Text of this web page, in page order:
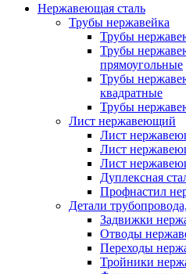
Нержавеющая сталь
Трубы нержавейка
Трубы
Трубы
прямоугольные
Трубы
квадратные
Трубы
Лист нержавеющий
Лист
Лист
Лист
Дуплексная
Профнастил
Детали
Задвижки
Отводы
Переходы
Тройники